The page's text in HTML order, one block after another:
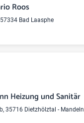
Roos
Bad Laasphe
Heizung und Sanitär
35716 Dietzhölztal - Mandeln